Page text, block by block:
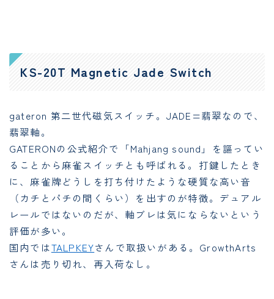
KS-20T Magnetic Jade Switch
gateron 第二世代磁気スイッチ。JADE=翡翠なので、
翡翠軸。
GATERONの公式紹介で「Mahjang sound」を謳ってい
ることから麻雀スイッチとも呼ばれる。打鍵したとき
に、麻雀牌どうしを打ち付けたような硬質な高い音
（カチとパチの間くらい）を出すのが特徴。デュアル
レールではないのだが、軸ブレは気にならないという
評価が多い。
国内ではTALPKEYさんで取扱いがある。GrowthArts
さんは売り切れ、再入荷なし。